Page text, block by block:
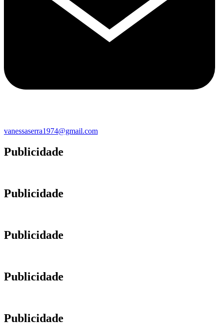
vanessaserra1974@gmail.com
Publicidade
Publicidade
Publicidade
Publicidade
Publicidade